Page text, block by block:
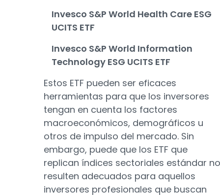
Invesco S&P World Health Care ESG
UCITS ETF
Invesco S&P World Information
Technology ESG UCITS ETF
Estos ETF pueden ser eficaces
herramientas para que los inversores
tengan en cuenta los factores
macroeconómicos, demográficos u
otros de impulso del mercado. Sin
embargo, puede que los ETF que
replican índices sectoriales estándar no
resulten adecuados para aquellos
inversores profesionales que buscan